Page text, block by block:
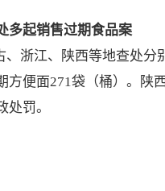
多起销售过期食品案
浙江、陕西等地查处分
方便面271袋（桶）。
罚。